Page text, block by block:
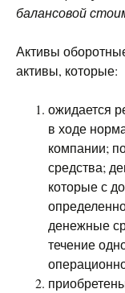
балансовой
Активы
активы, которые:
ожидается
в ходе
компании;
средства;
которые с
денежные
течение